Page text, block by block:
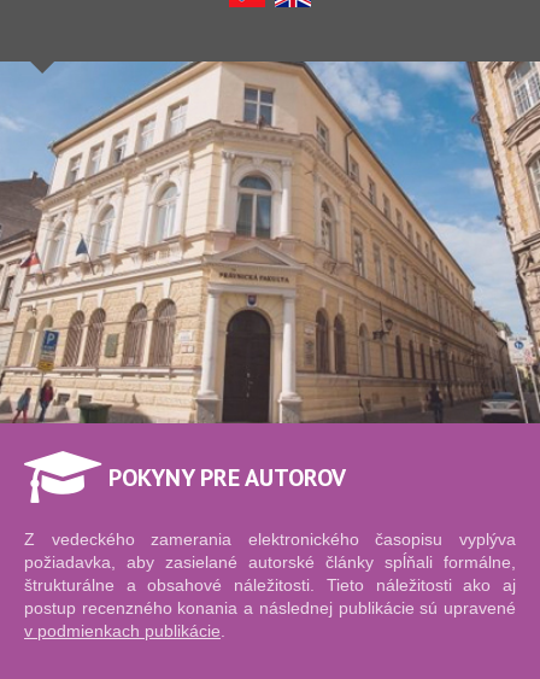
POKYNY PRE AUTOROV
Z vedeckého zamerania elektronického časopisu vyplýva
požiadavka, aby zasielané autorské články spĺňali formálne,
štrukturálne a obsahové náležitosti. Tieto náležitosti ako aj
postup recenzného konania a následnej publikácie sú upravené
v podmienkach publikácie